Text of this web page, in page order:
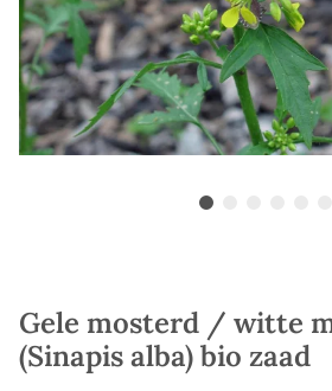
Gele mosterd / witte
(Sinapis alba) bio zaad